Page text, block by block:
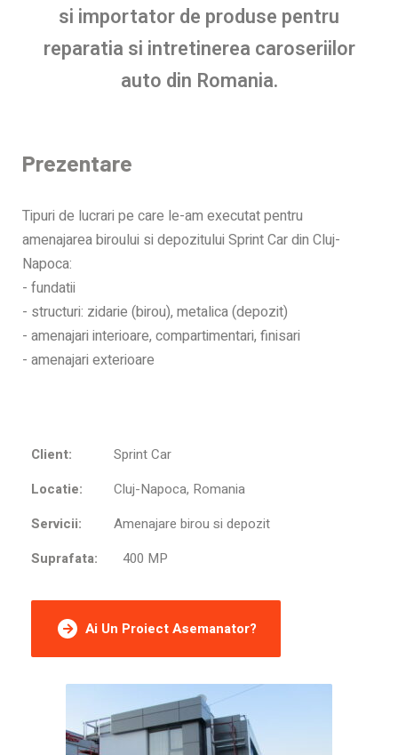
si importator de produse pentru
reparatia si intretinerea caroseriilor
auto din Romania.
Prezentare
Tipuri de lucrari pe care le-am executat pentru
amenajarea biroului si depozitului Sprint Car din Cluj-
Napoca:
- fundatii
- structuri: zidarie (birou), metalica (depozit)
- amenajari interioare, compartimentari, finisari
- amenajari exterioare
Client:
Sprint Car
Locatie:
Cluj-Napoca, Romania
Servicii:
Amenajare birou si depozit
Suprafata:
400 MP
Ai Un Proiect Asemanator?